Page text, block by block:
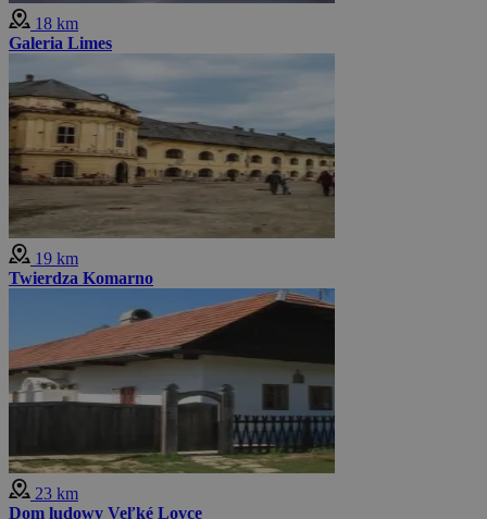
18 km
Galeria Limes
19 km
Twierdza Komarno
23 km
Dom ludowy Veľké Lovce